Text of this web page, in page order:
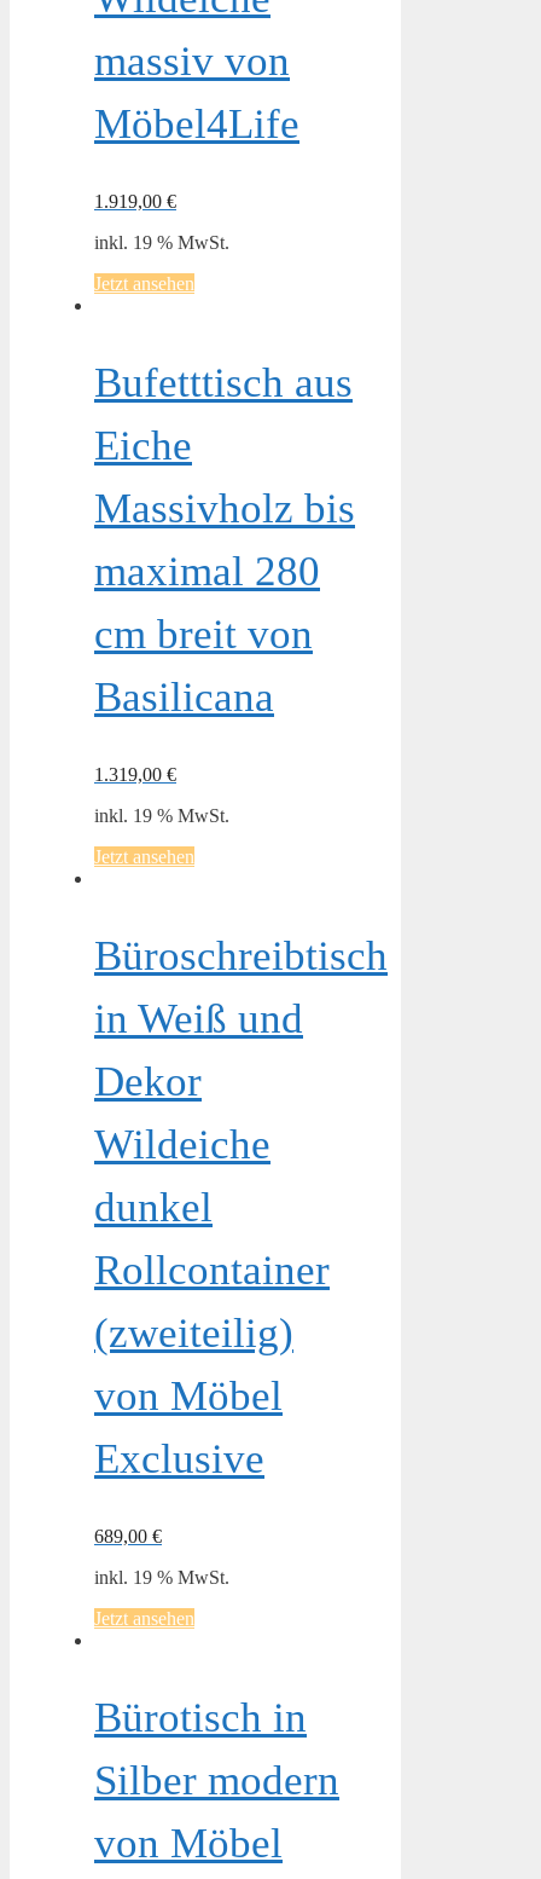
massiv von
Möbel4Life
1.919,00 €
inkl. 19 % MwSt.
Jetzt ansehen
Bufetttisch aus
Eiche
Massivholz bis
maximal 280
cm breit von
Basilicana
1.319,00 €
inkl. 19 % MwSt.
Jetzt ansehen
Büroschreibtisch
in Weiß und
Dekor
Wildeiche
dunkel
Rollcontainer
(zweiteilig)
von Möbel
Exclusive
689,00 €
inkl. 19 % MwSt.
Jetzt ansehen
Bürotisch in
Silber modern
von Möbel